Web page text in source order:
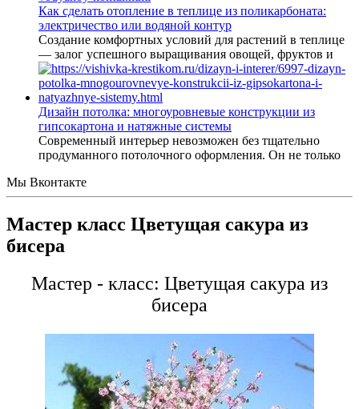
Как сделать отопление в теплице из поликарбоната:
электричество или водяной контур
Создание комфортных условий для растений в теплице
— залог успешного выращивания овощей, фруктов и
Дизайн потолка: многоуровневые конструкции из
гипсокартона и натяжные системы
Современный интерьер невозможен без тщательно
продуманного потолочного оформления. Он не только
Мы Вконтакте
Мастер класс Цветущая сакура из
бисера
Мастер - класс: Цветущая сакура из
бисера